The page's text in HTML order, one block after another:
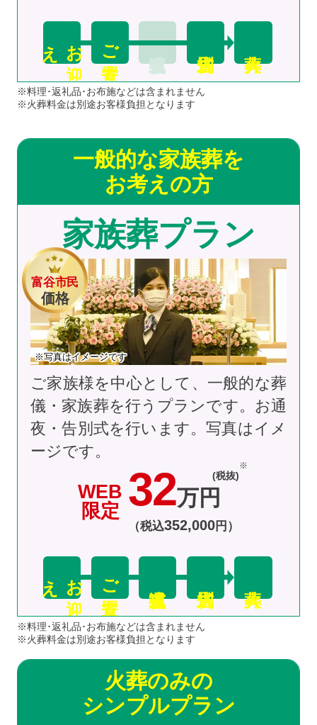
お
迎
え ご安置
※料理･返礼品･お布施などは含まれません
※火葬料金は別途お客様負担となります
富谷市民
価格
※写真はイメージです
一般的な家族葬を
お考えの方
家族葬プラン
WEB
限定 32万円
(税抜)
（税込352,000円）
お
迎
え ご安置
ご家族様を中心として、一般的な葬
儀・家族葬を行うプランです。お通
夜・告別式を行います。写真はイメ
ージです。
※料理･返礼品･お布施などは含まれません
※火葬料金は別途お客様負担となります
火葬のみの
シンプルプラン